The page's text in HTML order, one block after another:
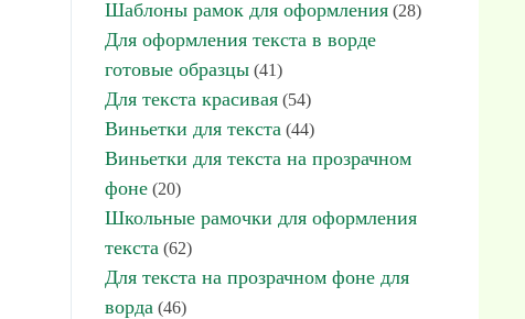
Шаблоны рамок для оформления (28)
Для оформления текста в ворде
готовые образцы (41)
Для текста красивая (54)
Виньетки для текста (44)
Виньетки для текста на прозрачном
фоне (20)
Школьные рамочки для оформления
текста (62)
Для текста на прозрачном фоне для
ворда (46)